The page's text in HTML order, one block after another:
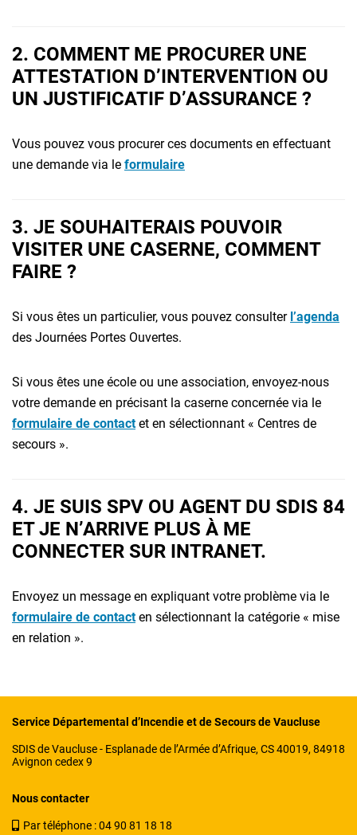
2. COMMENT ME PROCURER UNE
ATTESTATION D’INTERVENTION OU
UN JUSTIFICATIF D’ASSURANCE ?
Vous pouvez vous procurer ces documents en effectuant
une demande via le formulaire
3. JE SOUHAITERAIS POUVOIR
VISITER UNE CASERNE, COMMENT
FAIRE ?
Si vous êtes un particulier, vous pouvez consulter l’agenda
des Journées Portes Ouvertes.
Si vous êtes une école ou une association, envoyez-nous
votre demande en précisant la caserne concernée via le
formulaire de contactet en sélectionnant « Centres de
secours ».
4. JE SUIS SPV OU AGENT DU SDIS 84
ET JE N’ARRIVE PLUS À ME
CONNECTER SUR INTRANET.
Envoyez un message en expliquant votre problème via le
formulaire de contacten sélectionnant la catégorie « mise
en relation ».
Service Départemental d’Incendie et de Secours de Vaucluse
SDIS de Vaucluse - Esplanade de l’Armée d’Afrique, CS 40019, 84918
Avignon cedex 9
Nous contacter
Par téléphone :04 90 81 18 18